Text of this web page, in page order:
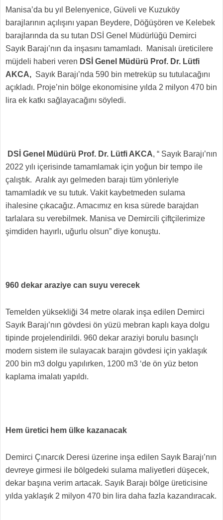
Manisa’da bu yıl Belenyenice, Güveli ve Kuzuköy
barajlarının açılışını yapan Beydere, Döğüşören ve Kelebek
barajlarında da su tutan DSİ Genel Müdürlüğü Demirci
Sayık Barajı’nın da inşasını tamamladı. Manisalı üreticilere
müjdeli haberi veren DSİ Genel Müdürü Prof. Dr. Lütfi
AKCA, Sayık Barajı’nda 590 bin metreküp su tutulacağını
açıkladı. Proje’nin bölge ekonomisine yılda 2 milyon 470 bin
lira ek katkı sağlayacağını söyledi.
DSİ Genel Müdürü Prof. Dr. Lütfi AKCA, “ Sayık Barajı’nın
2022 yılı içerisinde tamamlamak için yoğun bir tempo ile
çalıştık. Aralık ayı gelmeden barajı tüm yönleriyle
tamamladık ve su tutuk. Vakit kaybetmeden sulama
ihalesine çıkacağız. Amacımız en kısa sürede barajdan
tarlalara su verebilmek. Manisa ve Demircili çiftçilerimize
şimdiden hayırlı, uğurlu olsun” diye konuştu.
960 dekar araziye can suyu verecek
Temelden yüksekliği 34 metre olarak inşa edilen Demirci
Sayık Barajı’nın gövdesi ön yüzü mebran kaplı kaya dolgu
tipinde projelendirildi. 960 dekar araziyi borulu basınçlı
modern sistem ile sulayacak barajın gövdesi için yaklaşık
200 bin m3 dolgu yapılırken, 1200 m3 ‘de ön yüz beton
kaplama imalatı yapıldı.
Hem üretici hem ülke kazanacak
Demirci Çınarcık Deresi üzerine inşa edilen Sayık Barajı’nın
devreye girmesi ile bölgedeki sulama maliyetleri düşecek,
dekar başına verim artacak. Sayık Barajı bölge üreticisine
yılda yaklaşık 2 milyon 470 bin lira daha fazla kazandıracak.